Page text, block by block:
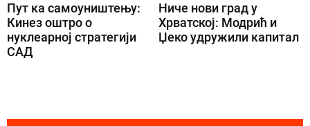
Пут ка самоуништењу:
Кинез оштро о
нуклеарној стратегији
САД
Ниче нови град у
Хрватској: Модрић и
Џеко удружили капитал